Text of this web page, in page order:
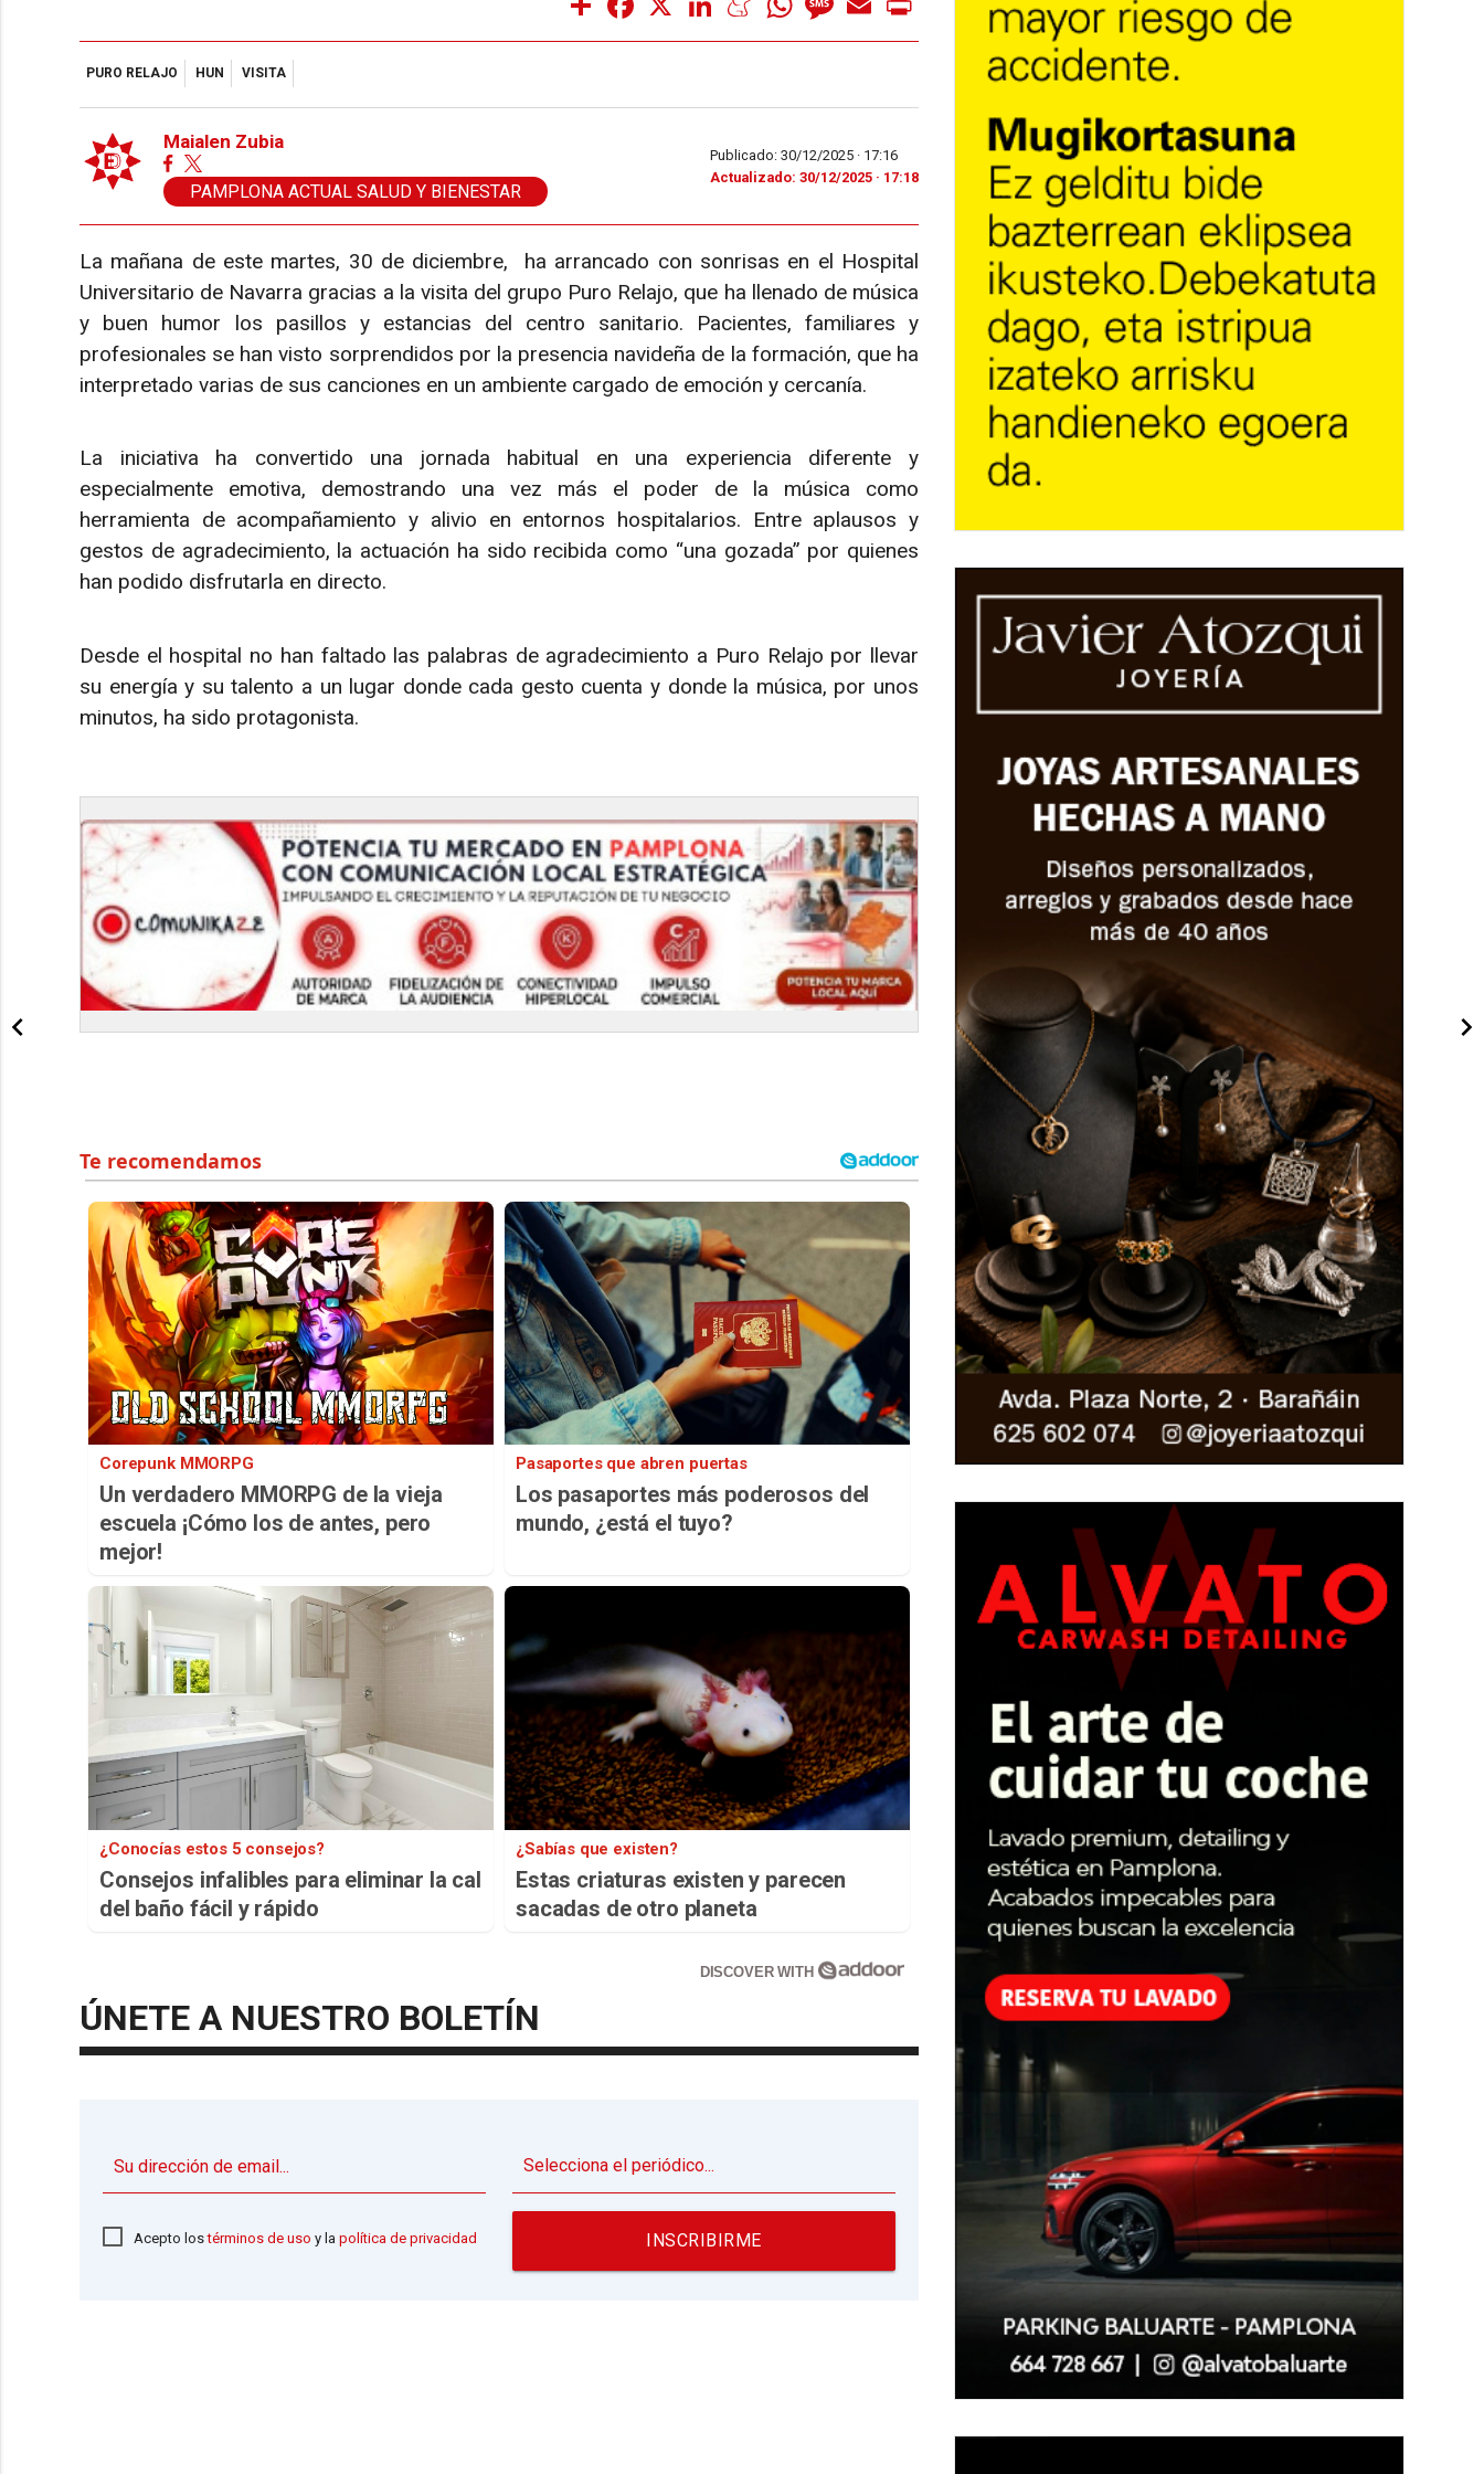
PURO RELAJO HUN VISITA
Maialen Zubia
PAMPLONA ACTUAL SALUD Y BIENESTAR
Publicado: 30/12/2025 · 17:16
Actualizado: 30/12/2025 · 17:18
La mañana de este martes, 30 de diciembre, ha arrancado con sonrisas en el Hospital
Universitario de Navarra gracias a la visita del grupo Puro Relajo, que ha llenado de música
y buen humor los pasillos y estancias del centro sanitario. Pacientes, familiares y
profesionales se han visto sorprendidos por la presencia navideña de la formación, que ha
interpretado varias de sus canciones en un ambiente cargado de emoción y cercanía.
La iniciativa ha convertido una jornada habitual en una experiencia diferente y
especialmente emotiva, demostrando una vez más el poder de la música como
herramienta de acompañamiento y alivio en entornos hospitalarios. Entre aplausos y
gestos de agradecimiento, la actuación ha sido recibida como “una gozada” por quienes
han podido disfrutarla en directo.
Desde el hospital no han faltado las palabras de agradecimiento a Puro Relajo por llevar
su energía y su talento a un lugar donde cada gesto cuenta y donde la música, por unos
minutos, ha sido protagonista.
Corepunk MMORPG
Un verdadero MMORPG de la vieja
escuela ¡Cómo los de antes, pero
mejor!
Pasaportes que abren puertas
Los pasaportes más poderosos del
mundo, ¿está el tuyo?
¿Conocías estos 5 consejos?
Consejos infalibles para eliminar la cal
del baño fácil y rápido
¿Sabías que existen?
Estas criaturas existen y parecen
sacadas de otro planeta
DISCOVER WITH
ÚNETE A NUESTRO BOLETÍN
Acepto lostérminos de uso y la política de privacidad INSCRIBIRME